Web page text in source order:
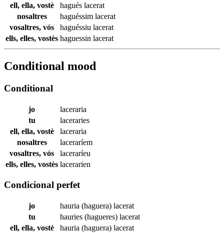
ell, ella, vostè
hagués lacerat
nosaltres
haguéssim lacerat
vosaltres, vós
haguéssiu lacerat
ells, elles, vostès haguessin lacerat
Conditional mood
Conditional
jo
laceraria
tu
laceraries
ell, ella, vostè
laceraria
nosaltres
laceraríem
vosaltres, vós
laceraríeu
ells, elles, vostès lacerarien
Condicional perfet
jo hauria (haguera) lacerat
tu
hauries (hagueres) lacerat
ell, ella, vostè
hauria (haguera) lacerat